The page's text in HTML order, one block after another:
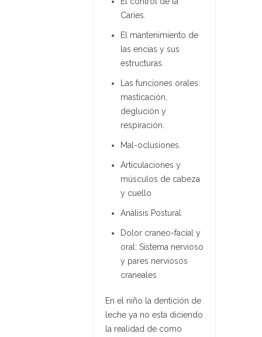
Caries.
El mantenimiento de
las encías y sus
estructuras.
Las funciones orales:
masticación,
deglución y
respiración.
Mal-oclusiones.
Articulaciones y
músculos de cabeza
y cuello
Análisis Postural
Dolor craneo-facial y
oral: Sistema nervioso
y pares nerviosos
craneales
En el niño la dentición de
leche ya no esta diciendo
la realidad de como